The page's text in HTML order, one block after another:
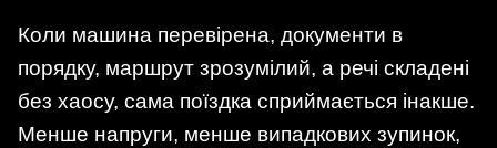
Коли машина перевірена, документи в
порядку, маршрут зрозумілий, а речі складені
без хаосу, сама поїздка сприймається інакше.
Менше напруги, менше випадкових зупинок,